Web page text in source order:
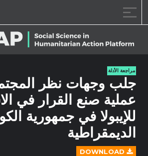
مراجعة الأدلة
جلب وجهات نظر
عملية صنع القرار في
للإيبولا في جمهورية
الديمقراطية
DOWNLOAD